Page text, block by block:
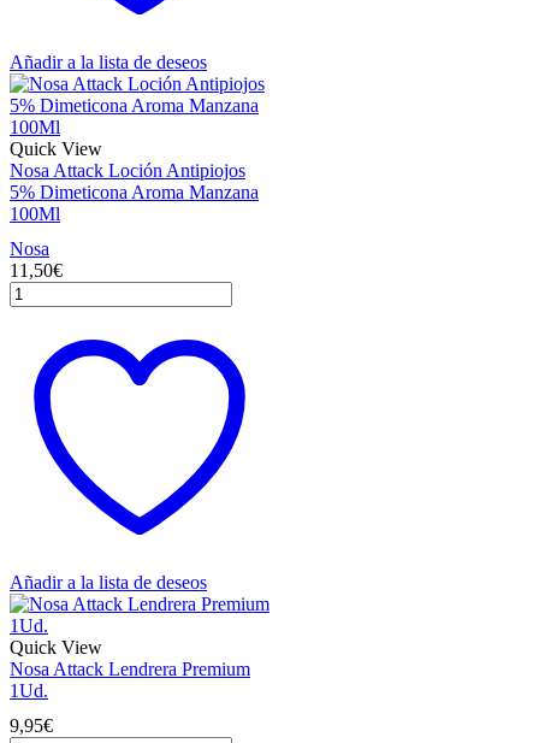
Añadir a la lista de deseos
Quick View
Nosa Attack Loción Antipiojos
5% Dimeticona Aroma Manzana
100Ml
Nosa
11,50€
Nosa
Attack
Antipiojos
Dimeticona
Aroma
Manzana
100Ml
cantidad
Añadir a la lista de deseos
Quick View
Nosa Attack Lendrera Premium
1Ud.
9,95€